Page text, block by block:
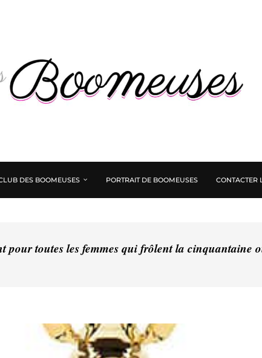
DES BOOMEUSES PORTRAIT DE BOOMEUSES CONTACTER
pour toutes les femmes qui frôlent la cinquantaine